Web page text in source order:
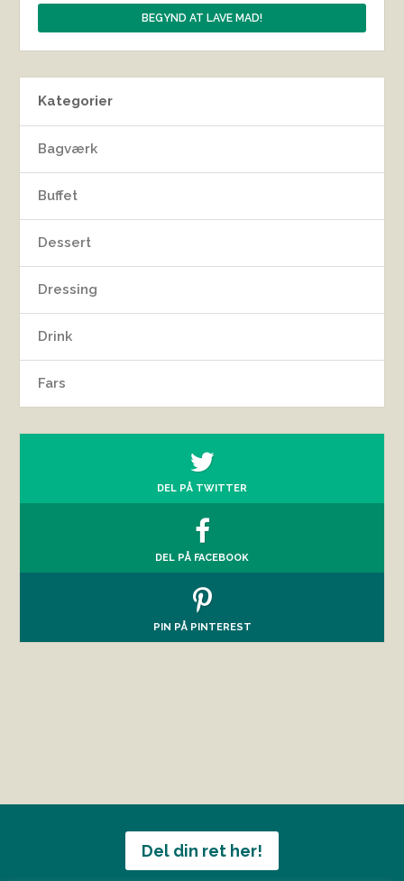
Kategorier
Bagværk
Buffet
Dessert
Dressing
Drink
Fars
DEL PÅ TWITTER
DEL PÅ FACEBOOK
PIN PÅ PINTEREST
Del din ret her!